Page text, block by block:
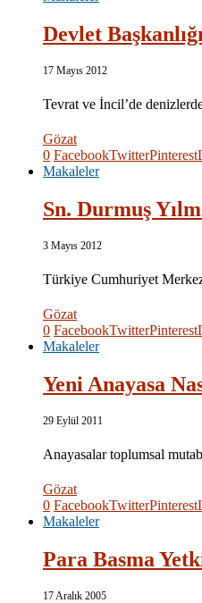
Devlet
17 Mayıs 2012
Tevrat ve İncil’de
Gözat
0 FacebookTwitterPinterest
Makaleler
Sn. Durmuş
3 Mayıs 2012
Türkiye Cumhuriyet
Gözat
0 FacebookTwitterPinterest
Makaleler
Yeni Anayasa
29 Eylül 2011
Anayasalar toplumsal
Gözat
0 FacebookTwitterPinterest
Makaleler
Para Basma
17 Aralık 2005